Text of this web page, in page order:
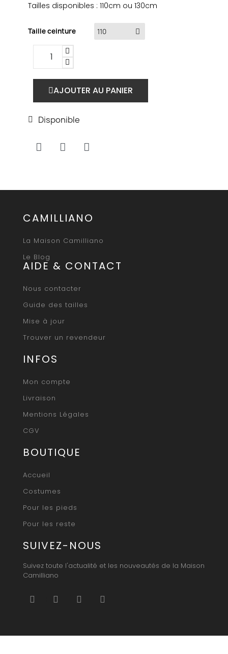
Tailles disponibles : 110cm ou 130cm
Taille ceinture
AJOUTER AU PANIER
Disponible
CAMILLIANO
La Maison Camilliano
Le Blog
AIDE & CONTACT
Nous contacter
Guide des tailles
Mise à jour
Trouver un revendeur
INFOS
Mon compte
Livraison
Mentions Légales
CGV
BOUTIQUE
Accueil
Costumes
Pour les pieds
Pour les reste
SUIVEZ-NOUS
Suivez toute l'actualité et les nouveautés de la Maison
Camilliano